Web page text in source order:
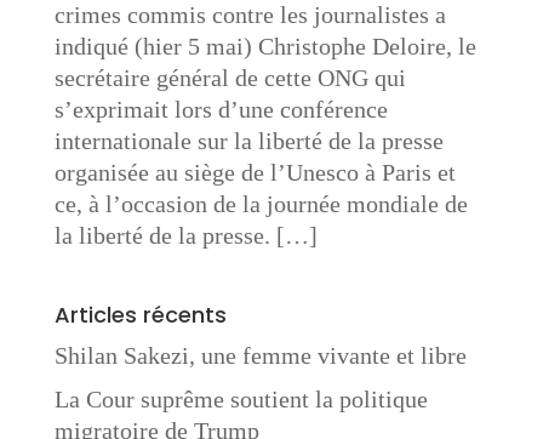
crimes commis contre les journalistes a
indiqué (hier 5 mai) Christophe Deloire, le
secrétaire général de cette ONG qui
s’exprimait lors d’une conférence
internationale sur la liberté de la presse
organisée au siège de l’Unesco à Paris et
ce, à l’occasion de la journée mondiale de
la liberté de la presse. […]
Articles récents
Shilan Sakezi, une femme vivante et libre
La Cour suprême soutient la politique
migratoire de Trump